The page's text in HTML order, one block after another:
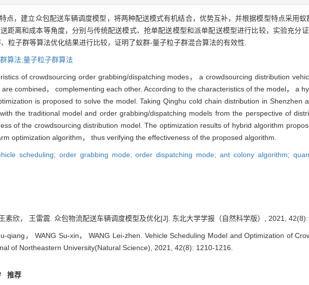
点，建立众包配送车辆调度模型，将两种配送模式有机结合，优势互补，并根据模型特点采用
距离和成本等角度，分别与传统配送模式、抢单配送模型和派单配送模型进行比较，实验充分
粒子群等算法优化结果进行比较，证明了蚁群-量子粒子群混合算法的有效性.
算法;量子粒子群算法
of crowdsourcing order grabbing/dispatching modes， a crowdsourcing distribution
combined， complementing each other. According to the characteristics of the model， a
is proposed to solve the model. Taking Qinghu cold chain distribution in Shenzhen
the traditional model and order grabbing/dispatching models from the perspective of
of the crowdsourcing distribution model. The optimization results of hybrid algorithm
optimization algorithm， thus verifying the effectiveness of the proposed algorithm.
scheduling; order grabbing mode; order dispatching mode; ant colony algorithm;
素欣， 王雷震. 众包物流配送车辆调度模型及优化[J]. 东北大学学报（自然科学版）, 2021,
qiang， WANG Su-xin， WANG Lei-zhen. Vehicle Scheduling Model and Optimization of
of Northeastern University(Natural Science), 2021, 42(8): 1210-1216.
推荐